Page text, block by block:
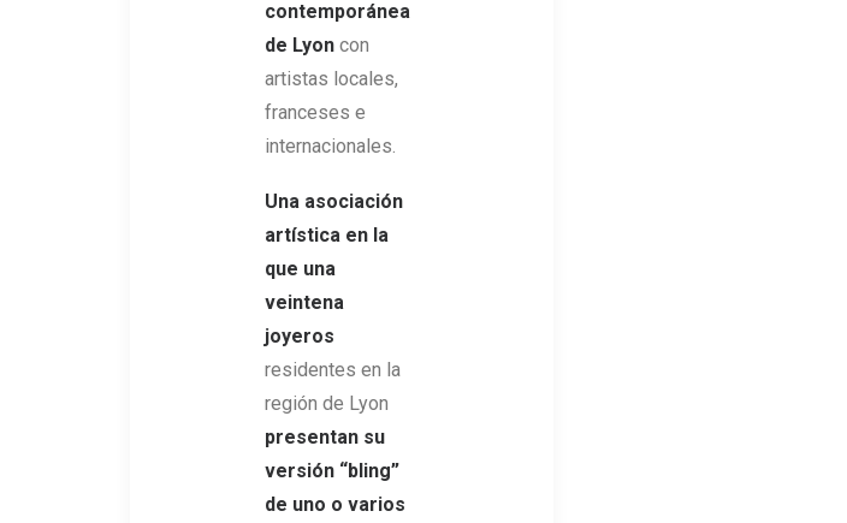
contemporánea
de Lyon con
artistas locales,
franceses e
internacionales.
Una asociación
artística en la
que una
veintena
joyeros
residentes en la
región de Lyon
presentan su
versión “bling”
de uno o varios